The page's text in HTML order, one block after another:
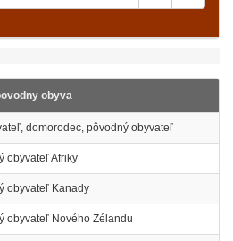
obyva
domorodec, pôvodný obyvateľ
obyvateľ Afriky
obyvateľ Kanady
obyvateľ Nového Zélandu